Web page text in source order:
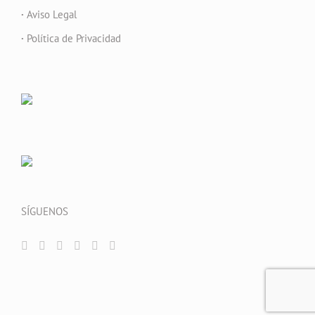
· Aviso Legal
· Política de Privacidad
SÍGUENOS